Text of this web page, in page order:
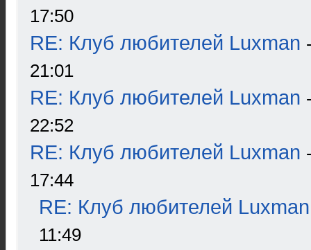
17:50
RE: Клуб любителей Luxman
21:01
RE: Клуб любителей Luxman
22:52
RE: Клуб любителей Luxman
17:44
RE: Клуб любителей Luxman
11:49